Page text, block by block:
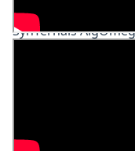
純素Omega-3藻油丸
SynTernals
裂殖壺藻油（富含
✓ 關注腦退化人士 ·